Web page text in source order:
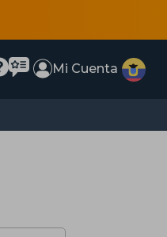
Mi Cuenta